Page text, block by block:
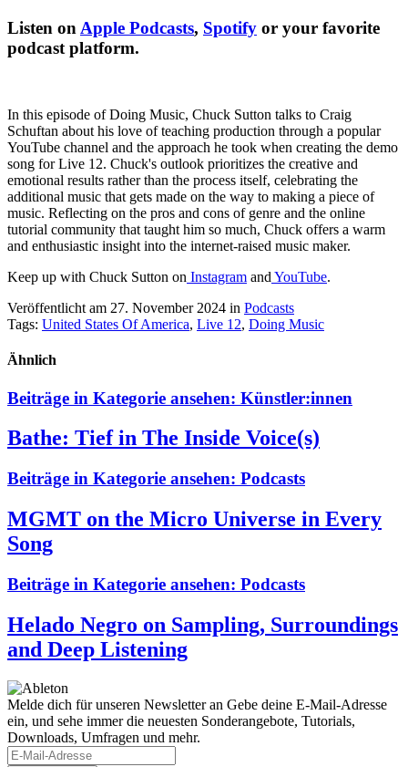
Listen onApple Podcasts, Spotify or your favorite
podcast platform.
In this episode of Doing Music, Chuck Sutton talks to Craig
Schuftan about his love of teaching production through a popular
YouTube channel and the approach he took when creating the demo
song for Live 12. Chuck's outlook prioritizes the creative and
emotional results rather than the process itself, celebrating the
additional music that gets made on the way to making a piece of
music. Reflecting on the pros and cons of genre and the online
tutorial community that taught him so much, Chuck offers a warm
and enthusiastic insight into the internet-raised music maker.
Keep up with Chuck Sutton on Instagram and YouTube.
Veröffentlicht am 27. November 2024 in Podcasts
Tags: United States Of America, Live 12, Doing Music
Ähnlich
Beiträge in Kategorie ansehen: Künstler:innen
Bathe: Tief in The Inside Voice(s)
Beiträge in Kategorie ansehen: Podcasts
MGMT on the Micro Universe in Every
Song
Beiträge in Kategorie ansehen: Podcasts
Helado Negro on Sampling, Surroundings
and Deep Listening
Melde dich für unseren Newsletter an Gebe deine E-Mail-Adresse
ein, und sehe immer die neuesten Sonderangebote, Tutorials,
Downloads, Umfragen und mehr.